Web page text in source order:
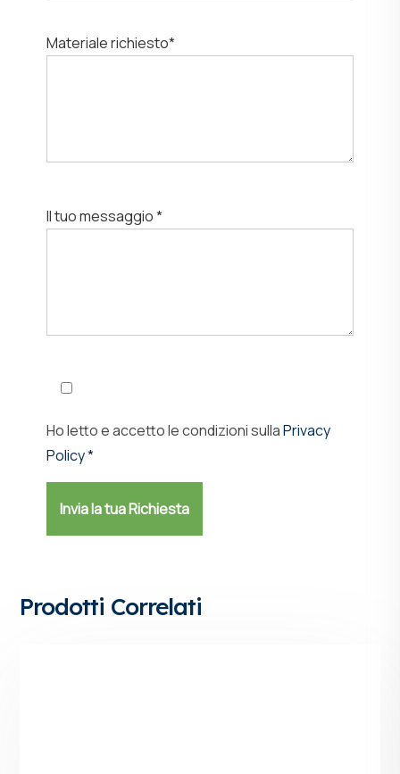
Materiale richiesto*
Il tuo messaggio *
Ho letto e accetto le condizioni sullaPrivacy
Policy *
Prodotti Correlati